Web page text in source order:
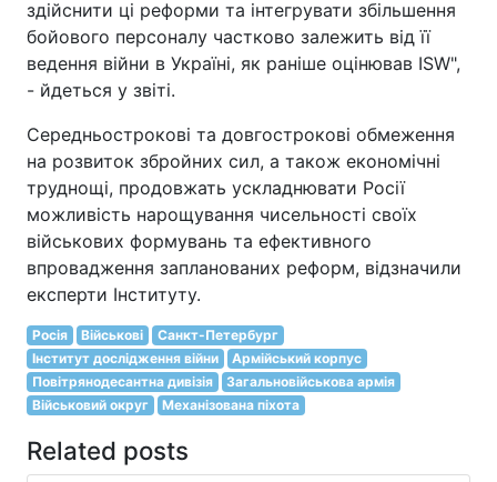
здійснити ці реформи та інтегрувати збільшення
бойового персоналу частково залежить від її
ведення війни в Україні, як раніше оцінював ISW",
- йдеться у звіті.
Середньострокові та довгострокові обмеження
на розвиток збройних сил, а також економічні
труднощі, продовжать ускладнювати Росії
можливість нарощування чисельності своїх
військових формувань та ефективного
впровадження запланованих реформ, відзначили
експерти Інституту.
Росія Військові
Санкт-Петербург
Інститут дослідження війни
Армійський корпус
Повітрянодесантна дивізія
Загальновійськова армія
Військовий округ
Механізована піхота
Related posts